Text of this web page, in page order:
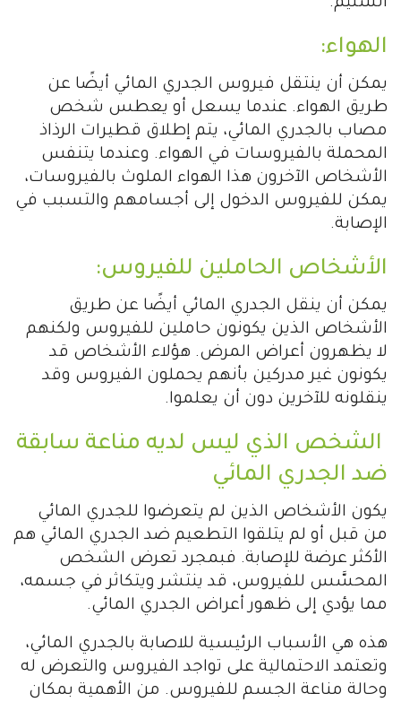
السليم.
الهواء:
يمكن أن ينتقل فيروس الجدري المائي أيضًا عن
طريق الهواء. عندما يسعل أو يعطس شخص
مصاب بالجدري المائي، يتم إطلاق قطيرات الرذاذ
المحملة بالفيروسات في الهواء. وعندما يتنفس
الأشخاص الآخرون هذا الهواء الملوث بالفيروسات،
يمكن للفيروس الدخول إلى أجسامهم والتسبب في
الإصابة.
الأشخاص الحاملين للفيروس:
يمكن أن ينقل الجدري المائي أيضًا عن طريق
الأشخاص الذين يكونون حاملين للفيروس ولكنهم
لا يظهرون أعراض المرض. هؤلاء الأشخاص قد
يكونون غير مدركين بأنهم يحملون الفيروس وقد
ينقلونه للآخرين دون أن يعلموا.
الشخص الذي ليس لديه مناعة سابقة
ضد الجدري المائي
يكون الأشخاص الذين لم يتعرضوا للجدري المائي
من قبل أو لم يتلقوا التطعيم ضد الجدري المائي هم
الأكثر عرضة للإصابة. فبمجرد تعرض الشخص
المحسَّس للفيروس، قد ينتشر ويتكاثر في جسمه،
مما يؤدي إلى ظهور أعراض الجدري المائي.
هذه هي الأسباب الرئيسية للاصابة بالجدري المائي،
وتعتمد الاحتمالية على تواجد الفيروس والتعرض له
وحالة مناعة الجسم للفيروس. من الأهمية بمكان